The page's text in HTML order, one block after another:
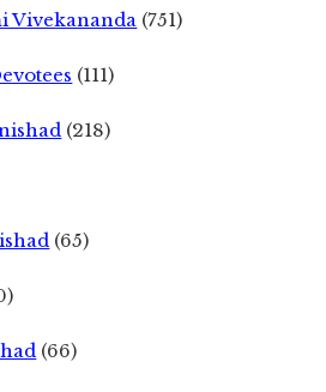
Vivekananda (751)
(111)
(218)
(65)
(66)